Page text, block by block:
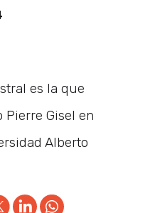
es la que
Gisel en
Alberto